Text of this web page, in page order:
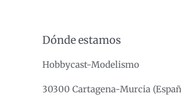
Dónde estamos
Hobbycast-Modelismo
30300 Cartagena-Murcia